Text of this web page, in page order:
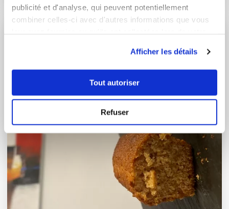
publicité et d'analyse, qui peuvent potentiellement
combiner celles-ci avec d'autres informations que vous
Afficher les détails
Tout autoriser
Refuser